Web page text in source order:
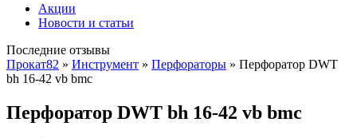
Акции
Новости и статьи
Последние отзывы
Прокат82 » Инструмент » Перфораторы » Перфоратор DWT
bh 16-42 vb bmc
Перфоратор DWT bh 16-42 vb bmc